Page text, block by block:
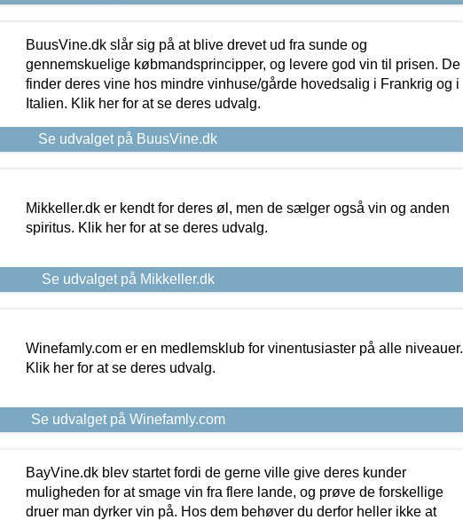
BuusVine.dk slår sig på at blive drevet ud fra sunde og
gennemskuelige købmandsprincipper, og levere god vin til prisen. De
finder deres vine hos mindre vinhuse/gårde hovedsalig i Frankrig og i
Italien. Klik her for at se deres udvalg.
Se udvalget på BuusVine.dk
Mikkeller.dk er kendt for deres øl, men de sælger også vin og anden
spiritus. Klik her for at se deres udvalg.
Se udvalget på Mikkeller.dk
Winefamly.com er en medlemsklub for vinentusiaster på alle niveauer.
Klik her for at se deres udvalg.
Se udvalget på Winefamly.com
BayVine.dk blev startet fordi de gerne ville give deres kunder
muligheden for at smage vin fra flere lande, og prøve de forskellige
druer man dyrker vin på. Hos dem behøver du derfor heller ikke at